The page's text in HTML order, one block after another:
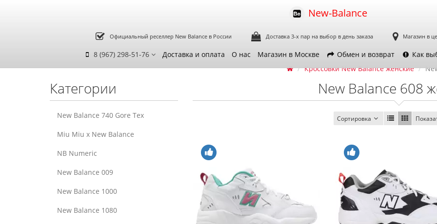
New-Balance
Официальный реселлер New Balance в России Доставка 3-х пар на выбор в день заказа Магазин в
8 (967) 298-51-76 Доставка и оплата О нас Магазин в Москве Обмен и возврат Как
Категории
New Balance 740 Gore Tex
Miu Miu x New Balance
NB Numeric
New Balance 009
New Balance 1000
New Balance 1080
Кроссовки New Balance женские
New Balance 608
Сортировка